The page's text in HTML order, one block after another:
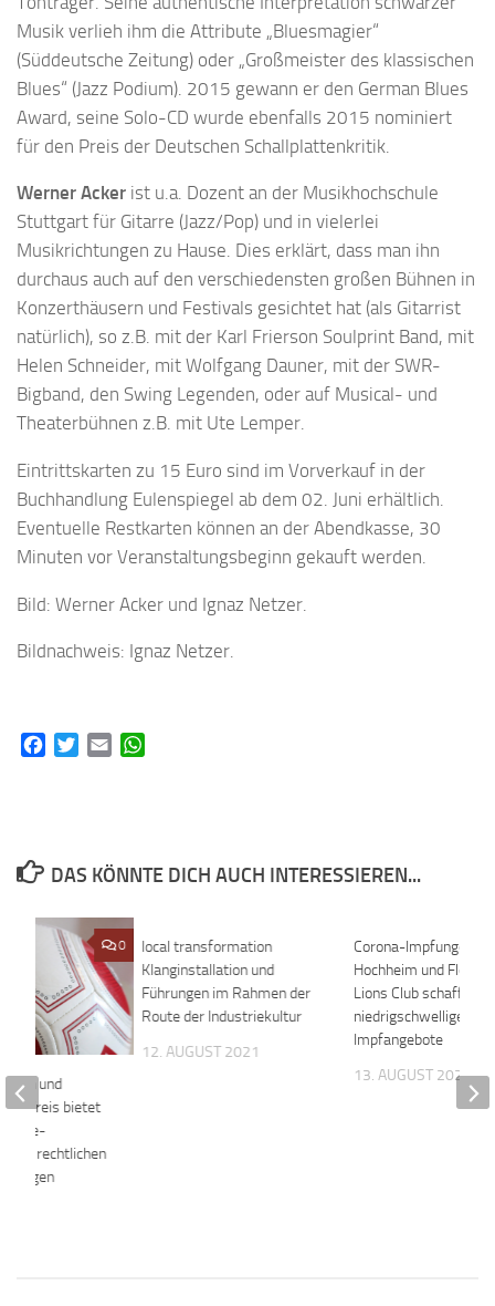
Musik verlieh ihm die Attribute „Bluesmagier“
(Süddeutsche Zeitung) oder „Großmeister des klassischen
Blues“ (Jazz Podium). 2015 gewann er den German Blues
Award, seine Solo-CD wurde ebenfalls 2015 nominiert
für den Preis der Deutschen Schallplattenkritik.
Werner Acker ist u.a. Dozent an der Musikhochschule
Stuttgart für Gitarre (Jazz/Pop) und in vielerlei
Musikrichtungen zu Hause. Dies erklärt, dass man ihn
durchaus auch auf den verschiedensten großen Bühnen in
Konzerthäusern und Festivals gesichtet hat (als Gitarrist
natürlich), so z.B. mit der Karl Frierson Soulprint Band, mit
Helen Schneider, mit Wolfgang Dauner, mit der SWR-
Bigband, den Swing Legenden, oder auf Musical- und
Theaterbühnen z.B. mit Ute Lemper.
Eintrittskarten zu 15 Euro sind im Vorverkauf in der
Buchhandlung Eulenspiegel ab dem 02. Juni erhältlich.
Eventuelle Restkarten können an der Abendkasse, 30
Minuten vor Veranstaltungsbeginn gekauft werden.
Bild: Werner Acker und Ignaz Netzer.
Bildnachweis: Ignaz Netzer.
FacebookTwitterEmail
DAS KÖNNTE DICH AUCH INTERESSIEREN...
local transformation
Klanginstallation und
Führungen im Rahmen der
Route der Industriekultur
12. AUGUST 2021
Corona-Impfungen in
Hochheim und
Lions Club schafft
niedrigschwellige
Impfangebote
13. AUGUST 2021
0
und
Kreis bietet
zu rechtlichen
Fragen